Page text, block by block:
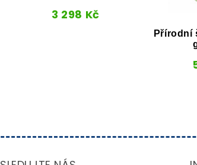
3 298 Kč
Přírodní